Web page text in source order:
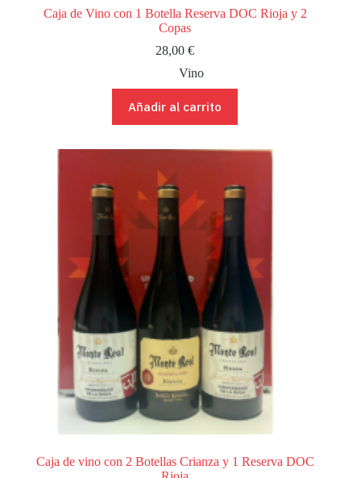
Caja de Vino con 1 Botella Reserva DOC Rioja y 2
Copas
28,00€
Vino
Añadir al carrito
Caja de vino con 2 Botellas Crianza y 1 Reserva DOC